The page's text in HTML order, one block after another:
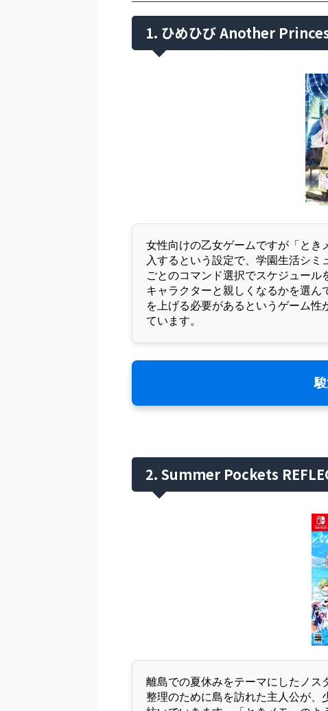
1. ひめひび Another
女性向けの乙女ゲームですが「と
入するという設定で、学園生活シミ
ごとのコマンド選択でスケジュー
キャラクターと親しくなるかを選
を上げる必要があるというゲーム
ています。
2. Summer Pockets
離島での夏休みをテーマにしたノス
整理のために島を訪れた主人公が、